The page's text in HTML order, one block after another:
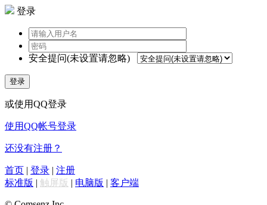
登录
安全提问(未设置请忽略)
登录
或使用QQ登录
使用QQ帐号登录
还没有注册？
首页 | 登录 | 注册
标准版 | 触屏版 | 电脑版 | 客户端